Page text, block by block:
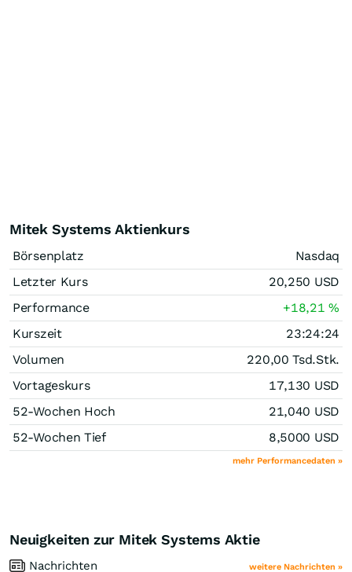
Mitek Systems Aktienkurs
Börsenplatz
Nasdaq
Letzter Kurs
20,250 USD
Performance
+18,21%
Kurszeit
23:24:24
Volumen
220,00 Tsd.Stk.
Vortageskurs
17,130 USD
52-Wochen Hoch
21,040 USD
52-Wochen Tief
8,5000 USD
mehr Performancedaten »
Neuigkeiten zur Mitek Systems Aktie
Nachrichten weitere Nachrichten »